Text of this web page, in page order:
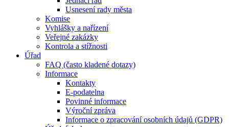
Usnesení rady města
Komise
Vyhlášky a nařízení
Veřejné zakázky
Kontrola a stížnosti
Úřad
FAQ (často kladené dotazy)
Informace
Kontakty
E-podatelna
Povinné informace
Výroční zpráva
Informace o zpracování osobních údajů (GDPR)